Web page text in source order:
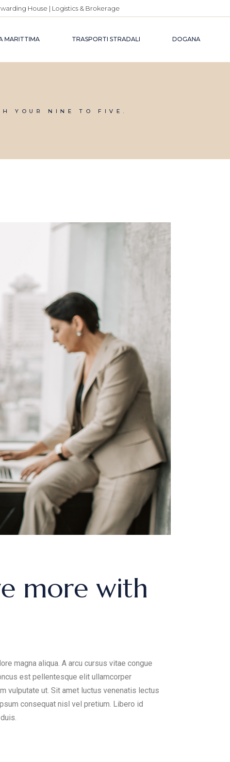
House | Logistics & Brokerage
MARITTIMA TRASPORTI STRADALI DOGANA
YOUR NINE TO FIVE.
more with
magna aliqua. A arcu cursus vitae congue
est pellentesque elit ullamcorper
vulputate ut. Sit amet luctus venenatis lectus
consequat nisl vel pretium. Libero id